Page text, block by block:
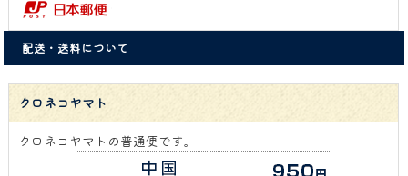
配送・送料について
クロネコヤマト
クロネコヤマトの普通便です。